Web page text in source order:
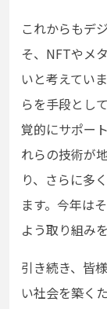
これからもデ
そ、NFTやメ
いと考えてい
らを手段とし
覚的にサポー
れらの技術が
り、さらに多
ます。今年は
よう取り組み
引き続き、皆
い社会を築く